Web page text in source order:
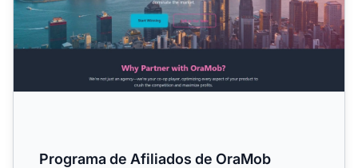
Programa de Afiliados de OraMob